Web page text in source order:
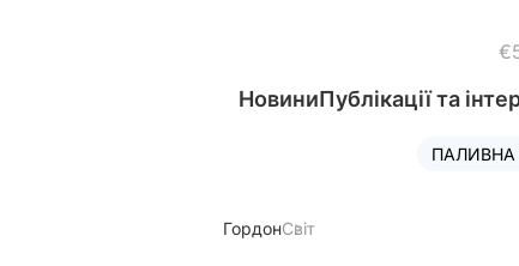
НовиниПублікації та
ПАЛИВНА
ГордонСвіт